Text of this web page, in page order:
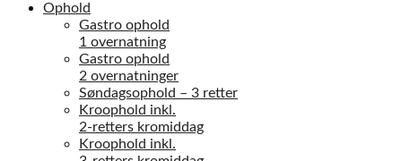
Ophold
Gastro ophold
1 overnatning
Gastro ophold
2 overnatninger
Søndagsophold – 3 retter
Kroophold inkl.
2-retters kromiddag
Kroophold inkl.